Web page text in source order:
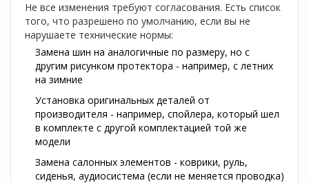
Не все изменения требуют согласования. Есть список
того, что разрешено по умолчанию, если вы не
нарушаете технические нормы:
Замена шин на аналогичные по размеру, но с
другим рисунком протектора - например, с летних
на зимние
Установка оригинальных деталей от
производителя - например, спойлера, который шел
в комплекте с другой комплектацией той же
модели
Замена салонных элементов - коврики, руль,
сиденья, аудиосистема (если не меняется проводка)